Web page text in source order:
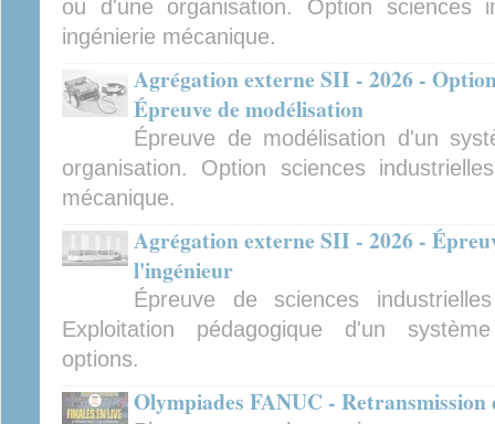
ou d'une organisation. Option sciences
ingénierie mécanique.
Agrégation externe SII - 2026 -
Épreuve de modélisation
Épreuve de modélisation d'un
organisation. Option sciences
mécanique.
Agrégation externe SII - 2026 -
l'ingénieur
Épreuve de sciences
Exploitation pédagogique d'un
options.
Olympiades FANUC - Retransmission